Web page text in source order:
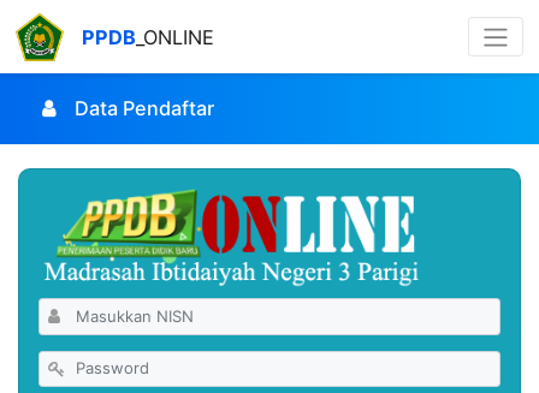
PPDB _ONLINE
Data Pendaftar